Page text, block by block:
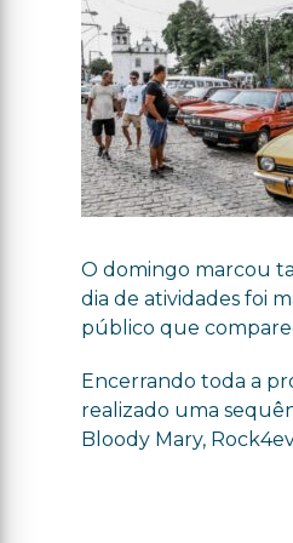
O domingo marcou
dia de atividades foi
público que
Encerrando toda a
realizado uma
Bloody Mary,